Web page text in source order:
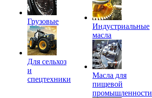
Грузовые
Для сельхоз
и
спецтехники
Индустриальные
масла
Масла для
пищевой
промышленности